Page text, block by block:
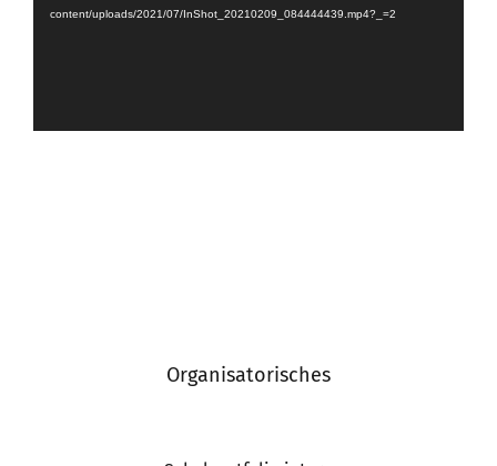
content/uploads/2021/07/InShot_20210209_084444439.mp4?_=2
Organisatorisches